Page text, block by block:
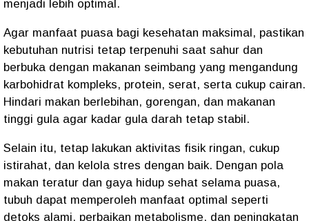
menjadi lebih optimal.
Agar manfaat puasa bagi kesehatan maksimal, pastikan
kebutuhan nutrisi tetap terpenuhi saat sahur dan
berbuka dengan makanan seimbang yang mengandung
karbohidrat kompleks, protein, serat, serta cukup cairan.
Hindari makan berlebihan, gorengan, dan makanan
tinggi gula agar kadar gula darah tetap stabil.
Selain itu, tetap lakukan aktivitas fisik ringan, cukup
istirahat, dan kelola stres dengan baik. Dengan pola
makan teratur dan gaya hidup sehat selama puasa,
tubuh dapat memperoleh manfaat optimal seperti
detoks alami, perbaikan metabolisme, dan peningkatan